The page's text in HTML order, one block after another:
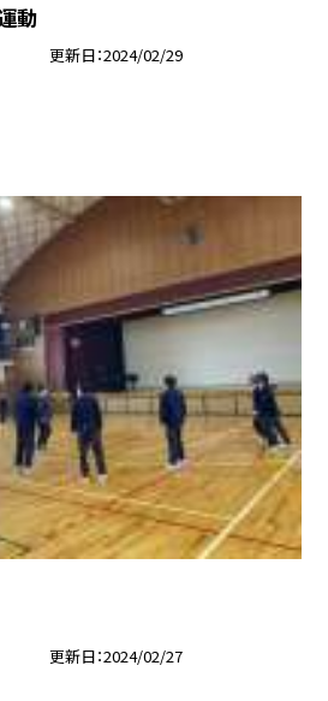
動
更新日 2024/02/29
更新日 2024/02/27